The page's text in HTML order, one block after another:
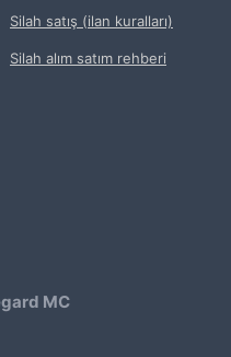
Silah satış (ilan kuralları)
Silah alım satım rehberi
MC